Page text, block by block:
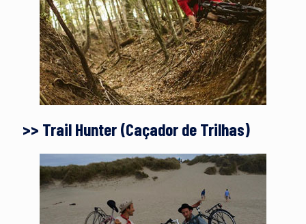
>> Trail Hunter (Caçador de Trilhas)